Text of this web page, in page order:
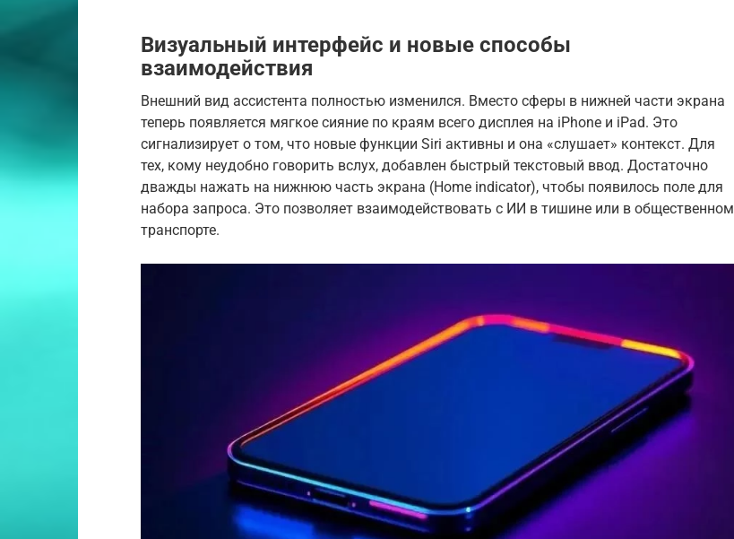
Визуальный интерфейс и новые способы
взаимодействия
Внешний вид ассистента полностью изменился. Вместо сферы в нижней части экрана
теперь появляется мягкое сияние по краям всего дисплея на iPhone и iPad. Это
сигнализирует о том, что новые функции Siri активны и она «слушает» контекст. Для
тех, кому неудобно говорить вслух, добавлен быстрый текстовый ввод. Достаточно
дважды нажать на нижнюю часть экрана (Home indicator), чтобы появилось поле для
набора запроса. Это позволяет взаимодействовать с ИИ в тишине или в общественном
транспорте.